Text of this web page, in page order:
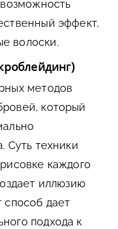
эффект,
волоски.
методов
который
Суть техники
каждого
иллюзию
способ дает
подхода к